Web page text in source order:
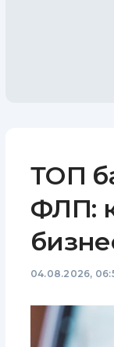
ТОП
ФЛП:
04.08.2026,